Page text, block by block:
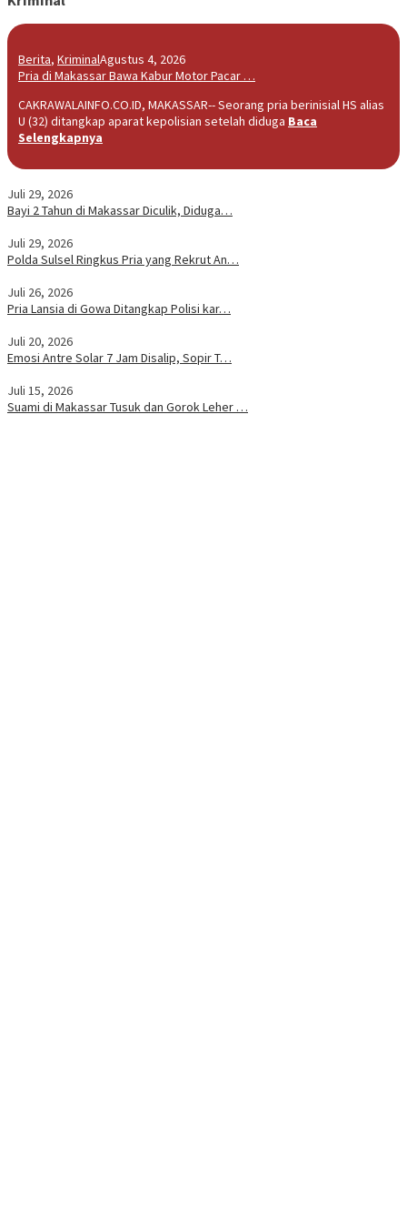
Berita, KriminalAgustus 4, 2026
Pria di Makassar Bawa Kabur Motor Pacar …
CAKRAWALAINFO.CO.ID, MAKASSAR-- Seorang pria berinisial HS alias
U (32) ditangkap aparat kepolisian setelah diduga Baca
Selengkapnya
Juli 29, 2026
Bayi 2 Tahun di Makassar Diculik, Diduga…
Juli 29, 2026
Polda Sulsel Ringkus Pria yang Rekrut An…
Juli 26, 2026
Pria Lansia di Gowa Ditangkap Polisi kar…
Juli 20, 2026
Emosi Antre Solar 7 Jam Disalip, Sopir T…
Juli 15, 2026
Suami di Makassar Tusuk dan Gorok Leher …